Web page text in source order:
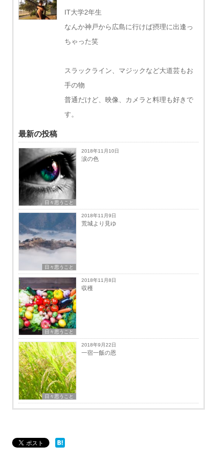
IT大学2年生
なんか神戸から広島に行けば摂理に出逢っ
ちゃった笑
スラックライン、マジックなど大道芸もお
手の物
普通だけど、映像、カメラと料理も好きで
す。
最新の投稿
日々思うこと
2018年11月10日
涙の色
日々思うこと
2018年11月9日
荒城より見ゆ
日々思うこと
2018年11月8日
収穫
日々思うこと
2018年9月22日
一宿一飯の恩